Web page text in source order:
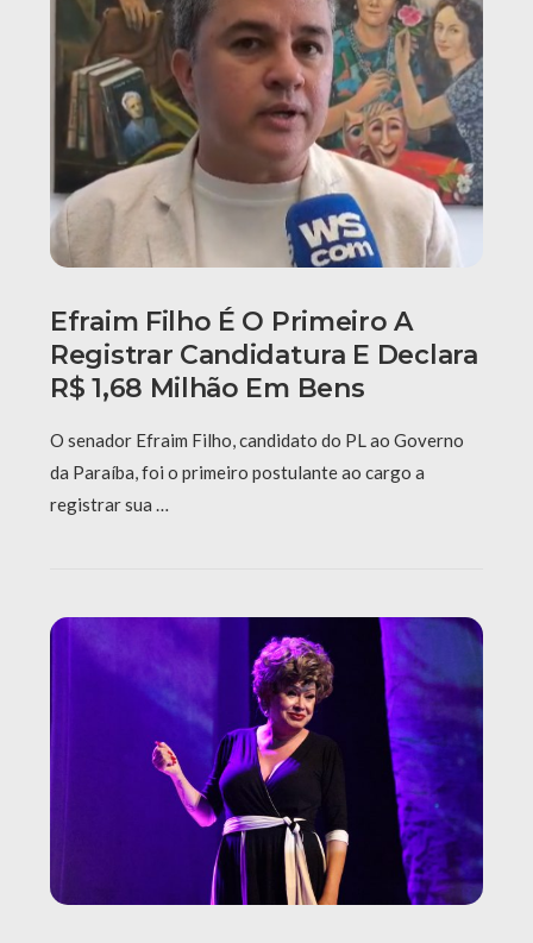
Efraim Filho É O Primeiro A
Registrar Candidatura E Declara
R$ 1,68 Milhão Em Bens
O senador Efraim Filho, candidato do PL ao Governo
da Paraíba, foi o primeiro postulante ao cargo a
registrar sua …